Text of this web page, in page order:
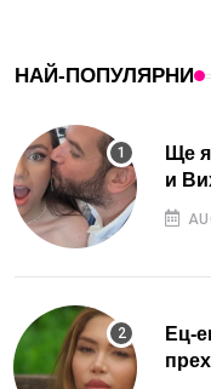
НАЙ-ПОПУЛЯРНИ
Ще
и
Ец-